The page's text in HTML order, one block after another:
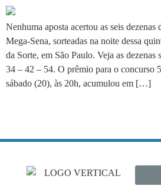
Nenhuma aposta acertou as seis dezenas
Mega-Sena, sorteadas na noite dessa
da Sorte, em São Paulo. Veja as dezenas
34 – 42 – 54. O prêmio para o concurso
sábado (20), às 20h, acumulou em […]